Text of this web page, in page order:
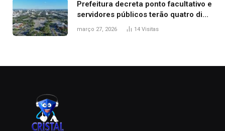
Prefeitura decreta ponto facultativo e
servidores públicos terão quatro dias
de folga na Semana Santa
março 27, 2026 14 Visitas